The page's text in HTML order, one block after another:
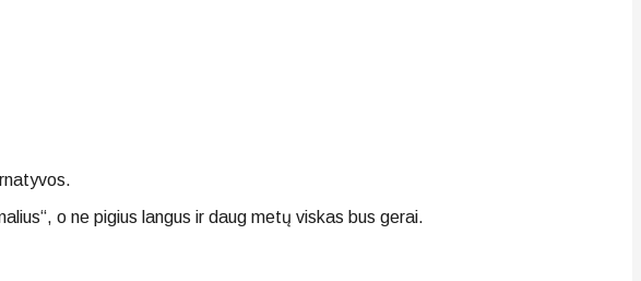
o ne pigius langus ir daug metų viskas bus gerai.